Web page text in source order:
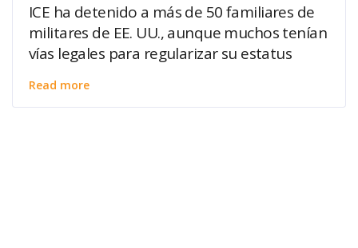
ICE ha detenido a más de 50 familiares de
militares de EE. UU., aunque muchos tenían
vías legales para regularizar su estatus
Read more